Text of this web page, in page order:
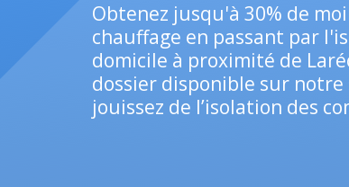
Obtenez jusqu'à 30% de
chauffage en passant par
domicile à proximité de
dossier disponible sur
jouissez de l’isolation des